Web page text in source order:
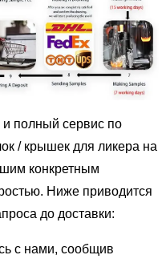
и полный сервис по
/ крышек для ликера на
конкретным
Ниже приводится
до доставки:
с нами, сообщив